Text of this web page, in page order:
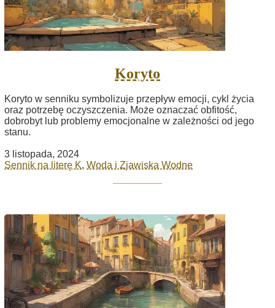
Koryto
Koryto w senniku symbolizuje przepływ emocji, cykl życia
oraz potrzebę oczyszczenia. Może oznaczać obfitość,
dobrobyt lub problemy emocjonalne w zależności od jego
stanu.
3 listopada, 2024
Sennik na literę K, Woda i Zjawiska Wodne